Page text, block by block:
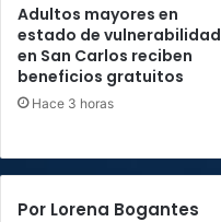
Adultos mayores en
estado de vulnerabilidad
en San Carlos reciben
beneficios gratuitos
Hace 3 horas
Por Lorena Bogantes